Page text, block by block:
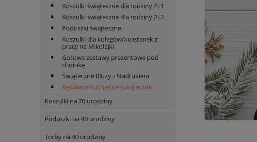
Koszulki świąteczne dla rodziny 2+1
Koszulki świąteczne dla rodziny 2+2
Poduszki świąteczne
Koszulki dla kolegów/koleżanek z
pracy na Mikołajki
Gotowe zestawy prezentowe pod
choinkę
Świąteczne Bluzy z Nadrukiem
Rękawice kuchenne świąteczne
Koszulki na 70 urodziny
Poduszki na 40 urodziny
Torby na 40 urodziny